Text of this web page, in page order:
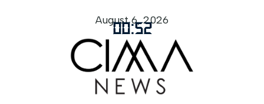
00:52
August 6, 2026